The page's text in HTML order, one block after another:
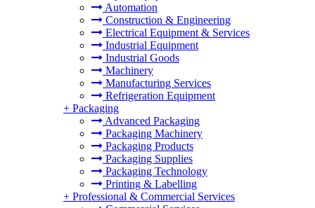
Automation
Construction & Engineering
Electrical Equipment & Services
Industrial Equipment
Industrial Goods
Machinery
Manufacturing Services
Refrigeration Equipment
+ Packaging
Advanced Packaging
Packaging Machinery
Packaging Products
Packaging Supplies
Packaging Technology
Printing & Labelling
+ Professional & Commercial Services